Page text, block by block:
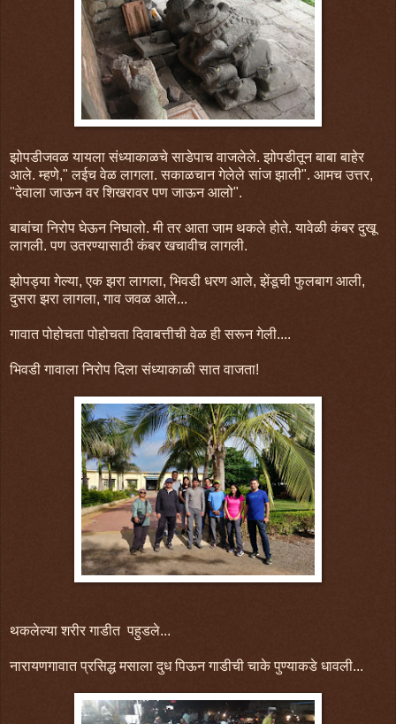
झोपडीजवळ यायला संध्याकाळचे साडेपाच वाजलेले. झोपडीतून बाबा बाहेर
आले. म्हणे," लईच वेळ लागला. सकाळचान गेलेले सांज झाली". आमच उत्तर,
"देवाला जाऊन वर शिखरावर पण जाऊन आलो".
बाबांचा निरोप घेऊन निघालो. मी तर आता जाम थकले होते. यावेळी कंबर दुखू
लागली. पण उतरण्यासाठी कंबर खचावीच लागली.
झोपड्या गेल्या, एक झरा लागला, भिवडी धरण आले, झेंडूची फुलबाग आली,
दुसरा झरा लागला, गाव जवळ आले...
गावात पोहोचता पोहोचता दिवाबत्तीची वेळ ही सरून गेली....
भिवडी गावाला निरोप दिला संध्याकाळी सात वाजता!
थकलेल्या शरीर गाडीत पहुडले...
नारायणगावात प्रसिद्ध मसाला दुध पिऊन गाडीची चाके पुण्याकडे धावली...